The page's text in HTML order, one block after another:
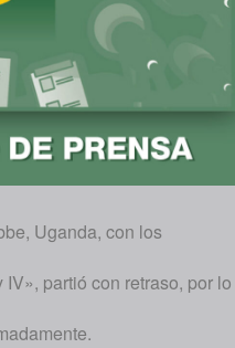
Uganda, con los
partió con retraso, por lo